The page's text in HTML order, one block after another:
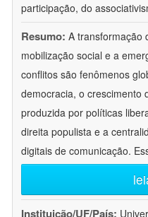
participação, do
Resumo: A transformação
mobilização social e a
conflitos são fenômenos
democracia, o crescimento
produzida por políticas
direita populista e a
digitais de comunicação.
Instituição/UF/País: